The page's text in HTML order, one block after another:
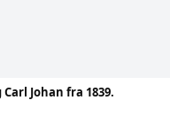
Johan fra 1839.